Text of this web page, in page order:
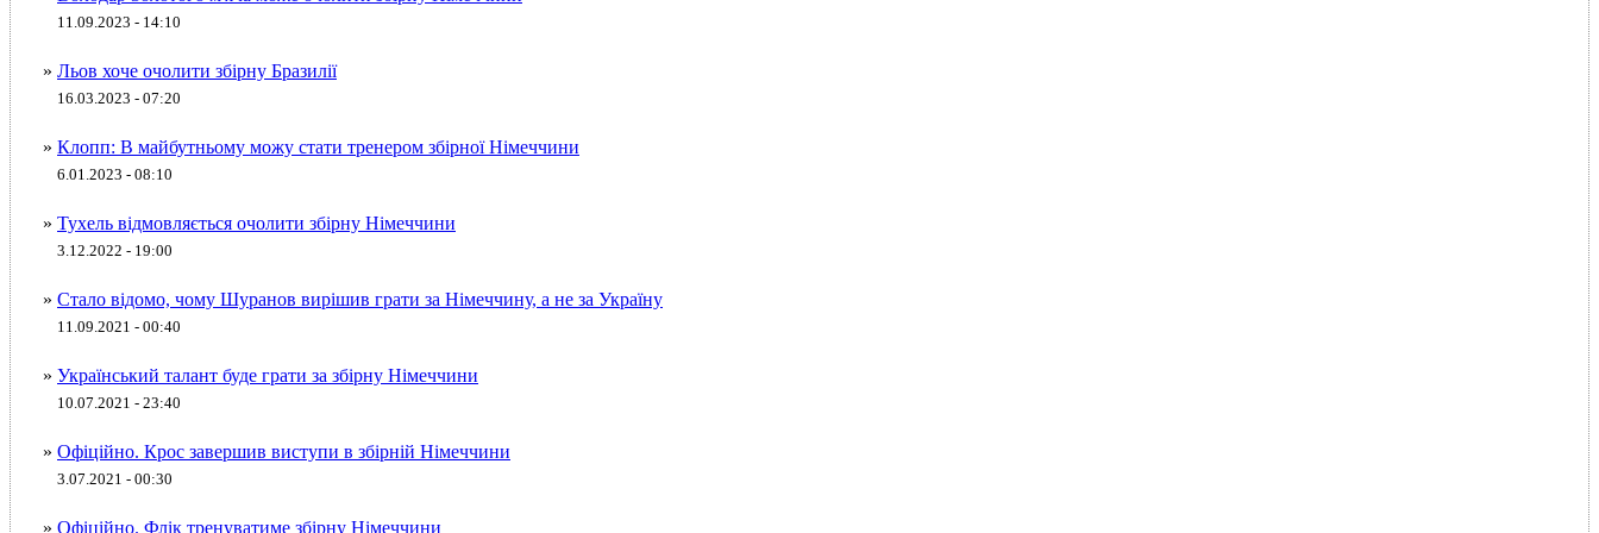
11.09.2023 - 14:10
» Льов хоче очолити збірну Бразилії
16.03.2023 - 07:20
» Клопп: В майбутньому можу стати тренером збірної Німеччини
6.01.2023 - 08:10
» Тухель відмовляється очолити збірну Німеччини
3.12.2022 - 19:00
» Стало відомо, чому Шуранов вирішив грати за Німеччину, а не за Україну
11.09.2021 - 00:40
» Український талант буде грати за збірну Німеччини
10.07.2021 - 23:40
» Офіційно. Крос завершив виступи в збірній Німеччини
3.07.2021 - 00:30
» Офіційно. Флік тренуватиме збірну Німеччини